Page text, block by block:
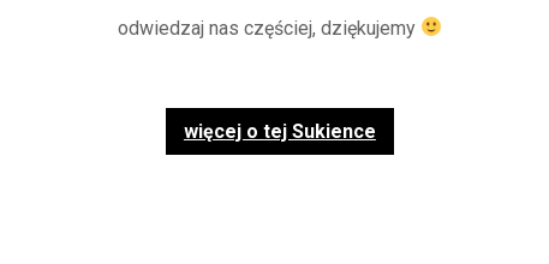
odwiedzaj nas częściej, dziękujemy
więcej o tej Sukience